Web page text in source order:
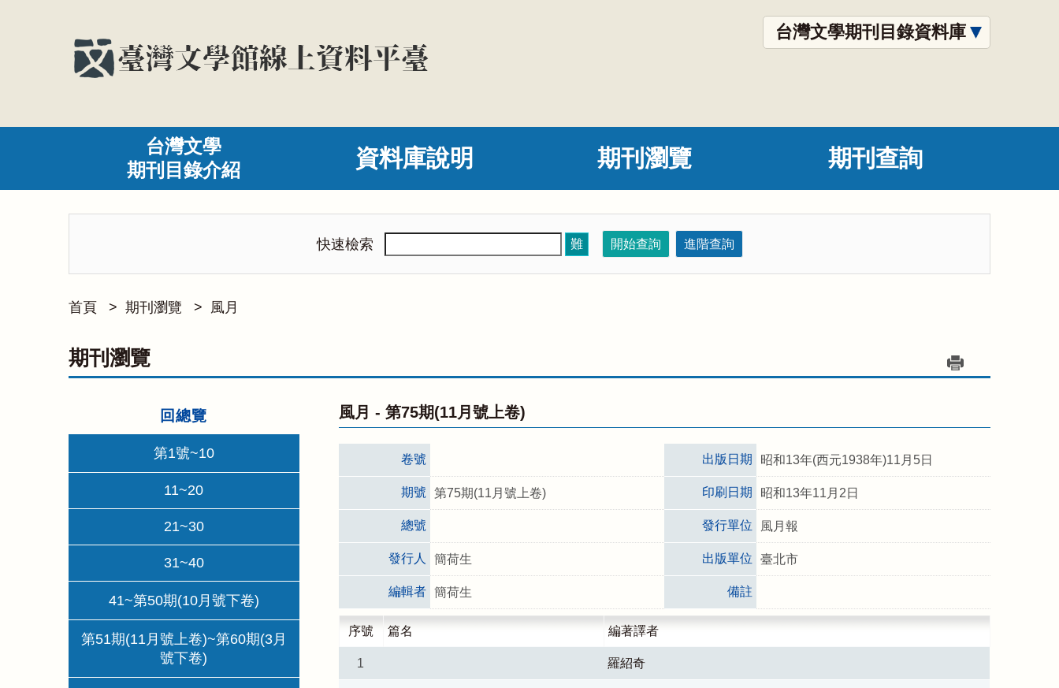
台灣文學期刊目錄資料庫
台灣文學
期刊目錄介紹
資料庫說明 期刊瀏覽 期刊查詢
快速檢索 難 開始查詢 進階查詢
首頁 > 期刊瀏覽 > 風月
期刊瀏覽
回總覽
第1號~10
11~20
21~30
31~40
41~第50期(10月號下卷)
第51期(11月號上卷)~第60期(3月
號下卷)
風月 - 第75期(11月號上卷)
卷號 出版日期 昭和13年(西元1938年)11月5日
期號 第75期(11月號上卷) 印刷日期 昭和13年11月2日
總號 發行單位 風月報
發行人 簡荷生 出版單位 臺北市
編輯者 簡荷生 備註
序號 篇名 編著譯者
1 羅紹奇